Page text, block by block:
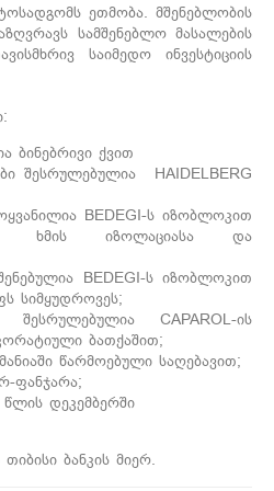
ეთმობა. მშენებლობის
სამშენებლო მასალების
საიმედო ინვესტიციის
ბინებრივი ქვით
შესრულებულია HAIDELBERG
BEDEGI-ს იზობლოკით
ხმის იზოლაციასა და
BEDEGI-ს იზობლოკით
სიმყუდროვეს;
შესრულებულია CAPAROL-ის
ბათქაშით;
წარმოებული საღებავით;
ფანჯარა;
დეკემბერში
ბანკის მიერ.